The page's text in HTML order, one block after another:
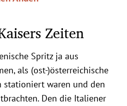
Zeiten
Spritz ja aus
als (ost-)österreichische
waren und den
Den die Italiener